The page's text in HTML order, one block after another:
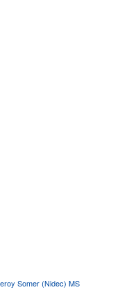
Somer (Nidec) MS